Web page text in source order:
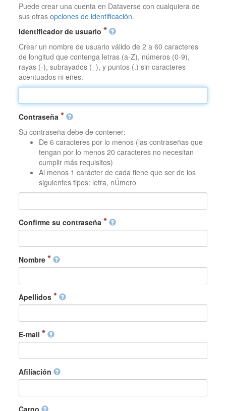
Puede crear una cuenta en Dataverse con cualquiera de
sus otrasopciones de identificación.
Identificador de usuario
Crear un nombre de usuario válido de 2 a 60 caracteres
de longitud que contenga letras (a-Z), números (0-9),
rayas (-), subrayados (_), y puntos (.) sin caracteres
acentuados ni eñes.
Contraseña
Su contraseña debe de contener:
De 6 caracteres por lo menos (las contraseñas que
tengan por lo menos 20 caracteres no necesitan
cumplir más requisitos)
Al menos 1 carácter de cada tiene que ser de los
siguientes tipos: letra, nÚmero
Confirme su contraseña
Nombre
Apellidos
E-mail
Afiliación
Cargo